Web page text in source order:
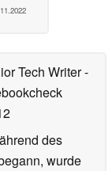
Tech Writer-
des
wurde